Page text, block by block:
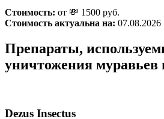
Стоимость: от 💸 1500 руб.
Стоимость актуальна на: 07.08.2026
Препараты,
уничтожения муравьев
Dezus Insectus